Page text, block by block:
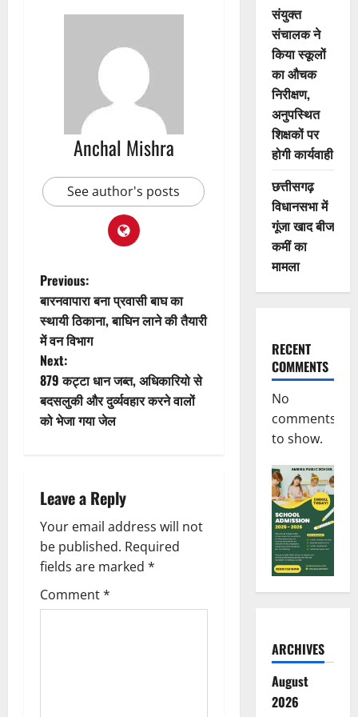
Anchal Mishra
See author's posts
P
o
s
t
n
v
i
g
a
t
Previous:
बारनवापारा बना प्रवासी बाघ का
स्थायी ठिकाना, बाघिन लाने की तैयारी
में वन विभाग
Next:
879 कट्टा धान जब्त, अधिकारियो से
बदसलुकी और दुर्व्यवहार करने वालों
को भेजा गया जेल
Leave a Reply
Your email address will not
be published. Required
fields are marked *
Comment*
संयुक्त
संचालक ने
किया स्कूलों
का औचक
निरीक्षण,
अनुपस्थित
शिक्षकों पर
होगी कार्यवाही
छत्तीसगढ़
विधानसभा में
गूंजा खाद बीज
कमीं का
मामला
RECENT
COMMENTS
No
comments
to show.
ARCHIVES
August
2026